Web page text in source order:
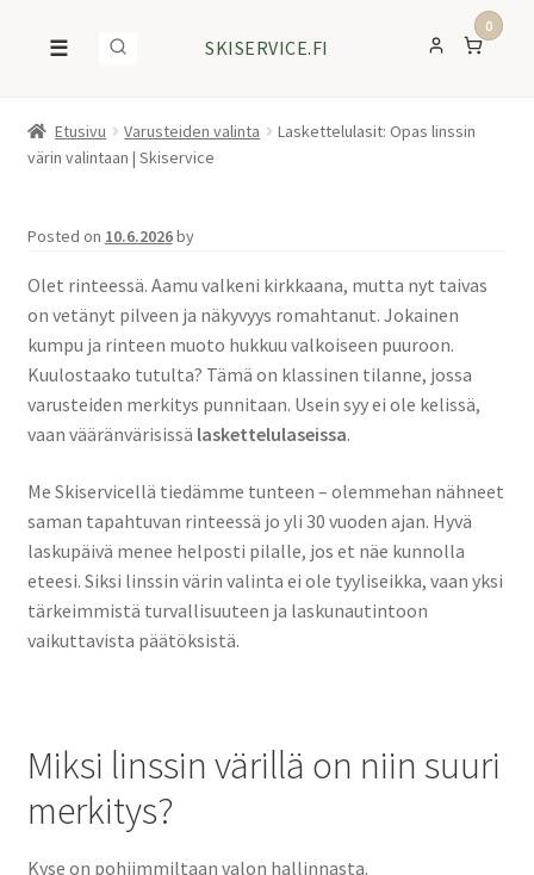
☰ SKISERVICE.FI
0
Etusivu Varusteiden valinta
Laskettelulasit: Opas linssin
värin valintaan | Skiservice
Posted on 10.6.2026by
Olet rinteessä. Aamu valkeni kirkkaana, mutta nyt taivas
on vetänyt pilveen ja näkyvyys romahtanut. Jokainen
kumpu ja rinteen muoto hukkuu valkoiseen puuroon.
Kuulostaako tutulta? Tämä on klassinen tilanne, jossa
varusteiden merkitys punnitaan. Usein syy ei ole kelissä,
vaan vääränvärisissä laskettelulaseissa.
Me Skiservicellä tiedämme tunteen – olemmehan nähneet
saman tapahtuvan rinteessä jo yli 30 vuoden ajan. Hyvä
laskupäivä menee helposti pilalle, jos et näe kunnolla
eteesi. Siksi linssin värin valinta ei ole tyyliseikka, vaan yksi
tärkeimmistä turvallisuuteen ja laskunautintoon
vaikuttavista päätöksistä.
Miksi linssin värillä on niin suuri
merkitys?
Kyse on pohjimmiltaan valon hallinnasta.